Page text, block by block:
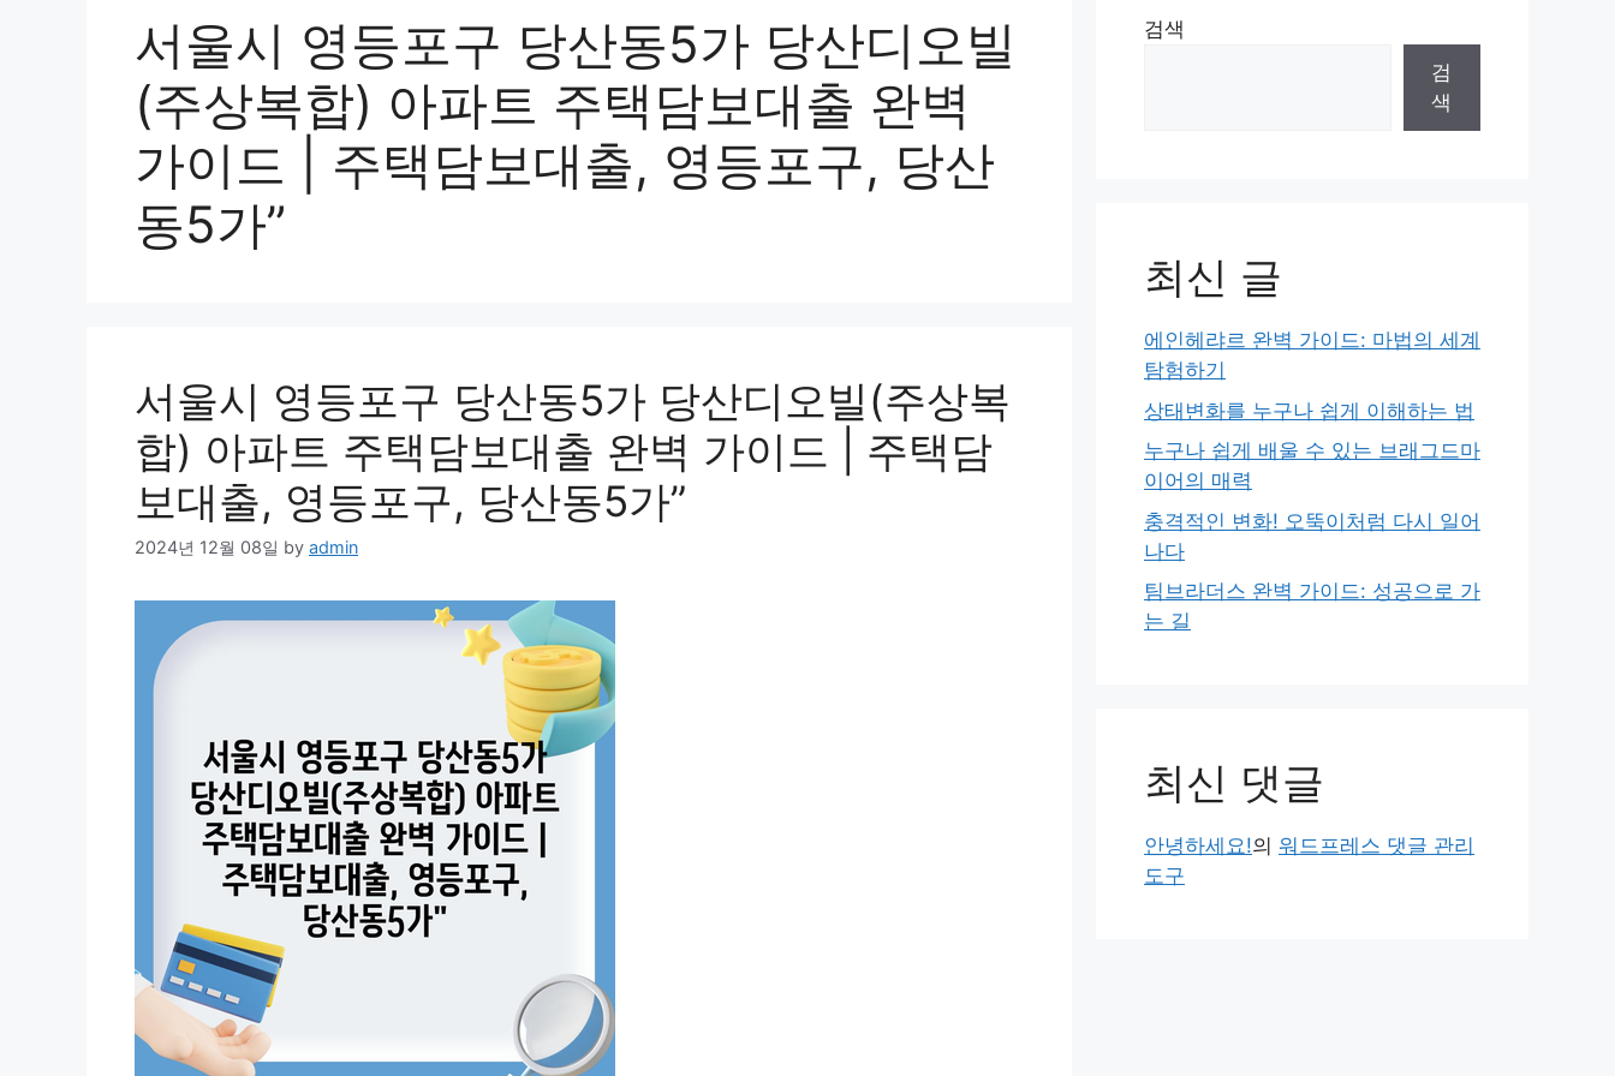
서울시 영등포구 당산동5가 당산디오빌
(주상복합) 아파트 주택담보대출 완벽
가이드 | 주택담보대출, 영등포구, 당산
동5가”
서울시 영등포구 당산동5가 당산디오빌(주상복
합) 아파트 주택담보대출 완벽 가이드 | 주택담
보대출, 영등포구, 당산동5가”
2024년 12월 08일 by admin
검색
검
색
최신 글
에인헤랴르 완벽 가이드: 마법의 세계
탐험하기
상태변화를 누구나 쉽게 이해하는 법
누구나 쉽게 배울 수 있는 브래그드마
이어의 매력
충격적인 변화! 오뚝이처럼 다시 일어
나다
팀브라더스 완벽 가이드: 성공으로 가
는 길
최신 댓글
안녕하세요!의 워드프레스 댓글 관리
도구